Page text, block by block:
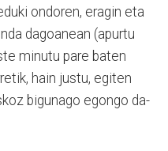
ondoren, eragin eta
dagoanean (apurtu
minutu pare baten
hain justu, egiten
bigunago egongo da-